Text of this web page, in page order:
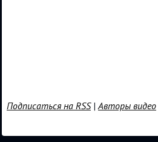
Подписаться на RSS|Авторы видео